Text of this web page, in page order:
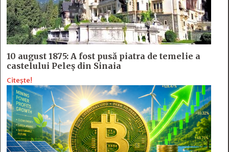
10 august 1875: A fost pusă piatra de temelie a
castelului Peleș din Sinaia
Citește!